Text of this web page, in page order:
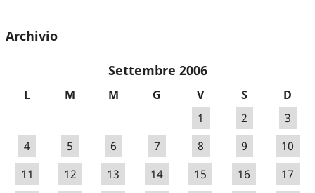
Archivio
Settembre 2006
L M M G V S
D
1
2
3
4
5 6 7 8 9
10
11
12 13 14 15 16
17